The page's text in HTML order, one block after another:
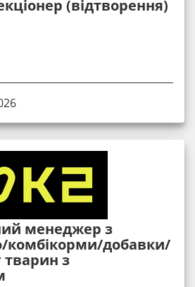
(відтворення)
менеджер з
комбікорми/добавки/
тварин з